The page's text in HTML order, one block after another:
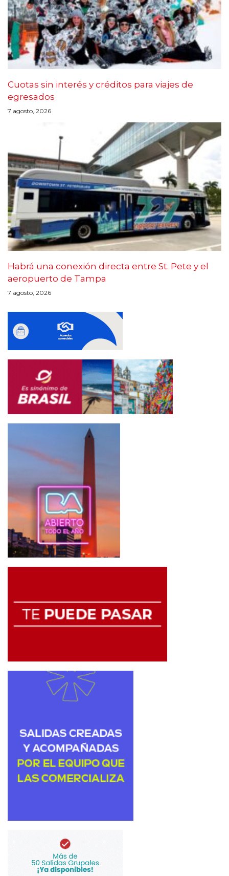
Cuotas sin interés y créditos para viajes de
egresados
7 agosto, 2026
Habrá una conexión directa entre St. Pete y el
aeropuerto de Tampa
7 agosto, 2026